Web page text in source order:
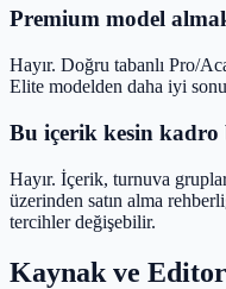
Premium model
Hayır. Doğru tabanlı Pro/
Elite modelden daha iyi
Bu içerik kesin
Hayır. İçerik, turnuva
üzerinden satın alma
tercihler değişebilir.
Kaynak ve